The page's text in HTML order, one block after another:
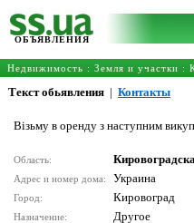
ОБЪЯВЛЕНИЯ
Недвижимость : Земля и участки :
Текст обьявления | Контакты
Візьму в оренду з наступним
Область:
Адрес и номер дома: Украина
Город: Кировоград
Назначение: Другое